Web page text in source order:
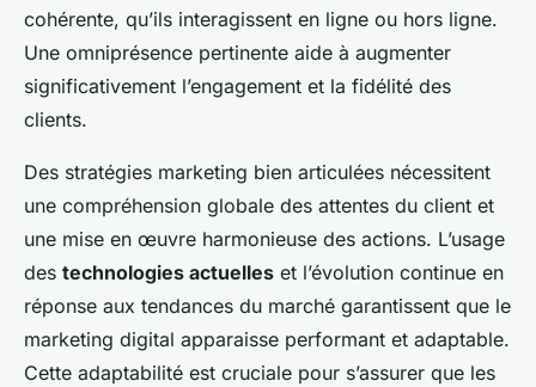
cohérente, qu’ils interagissent en ligne ou hors ligne.
Une omniprésence pertinente aide à augmenter
significativement l’engagement et la fidélité des
clients.
Des stratégies marketing bien articulées nécessitent
une compréhension globale des attentes du client et
une mise en œuvre harmonieuse des actions. L’usage
des technologies actuelles et l’évolution continue en
réponse aux tendances du marché garantissent que le
marketing digital apparaisse performant et adaptable.
Cette adaptabilité est cruciale pour s’assurer que les